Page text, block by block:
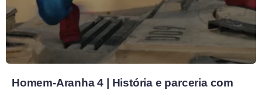
Homem-Aranha 4 | História e parceria com